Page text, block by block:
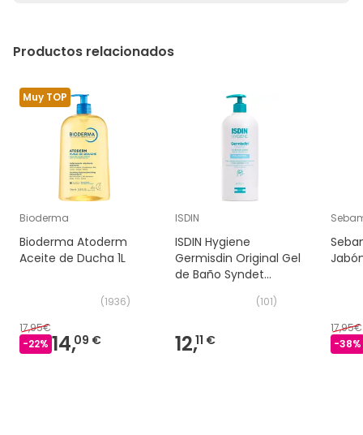
Productos relacionados
Muy TOP
Bioderma
Bioderma Atoderm
Aceite de Ducha 1L
(1936)
17,95€
-22% 14,09 €
ISDIN
ISDIN Hygiene
Germisdin Original Gel
de Baño Syndet
(101)
12,11 €
17,95€
-38%